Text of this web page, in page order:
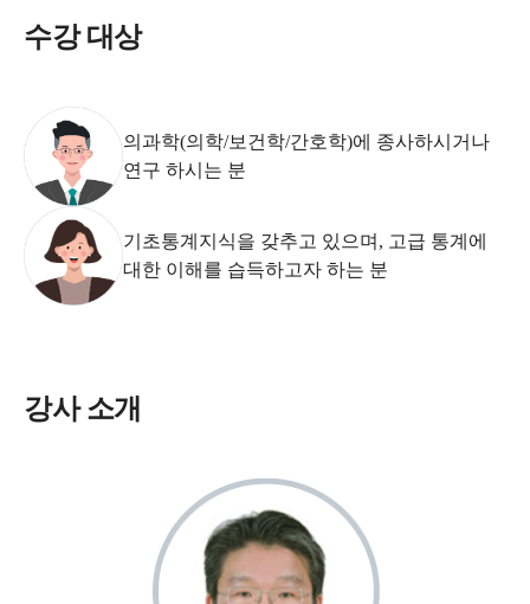
수강 대상
의과학(의학/보건학/간호학)에 종사하시거나
연구 하시는 분
기초통계지식을 갖추고 있으며, 고급 통계에
대한 이해를 습득하고자 하는 분
강사 소개